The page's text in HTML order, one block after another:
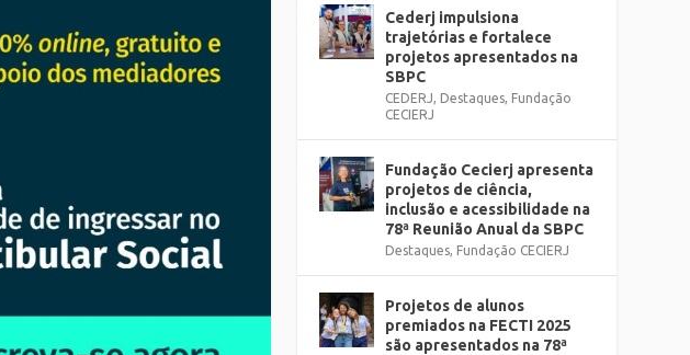
Cederj impulsiona
trajetórias e fortalece
projetos apresentados na
SBPC
CEDERJ, Destaques, Fundação
CECIERJ
Fundação Cecierj apresenta
projetos de ciência,
inclusão e acessibilidade na
78ª Reunião Anual da SBPC
Destaques, Fundação CECIERJ
Projetos de alunos
premiados na FECTI 2025
são apresentados na 78ª